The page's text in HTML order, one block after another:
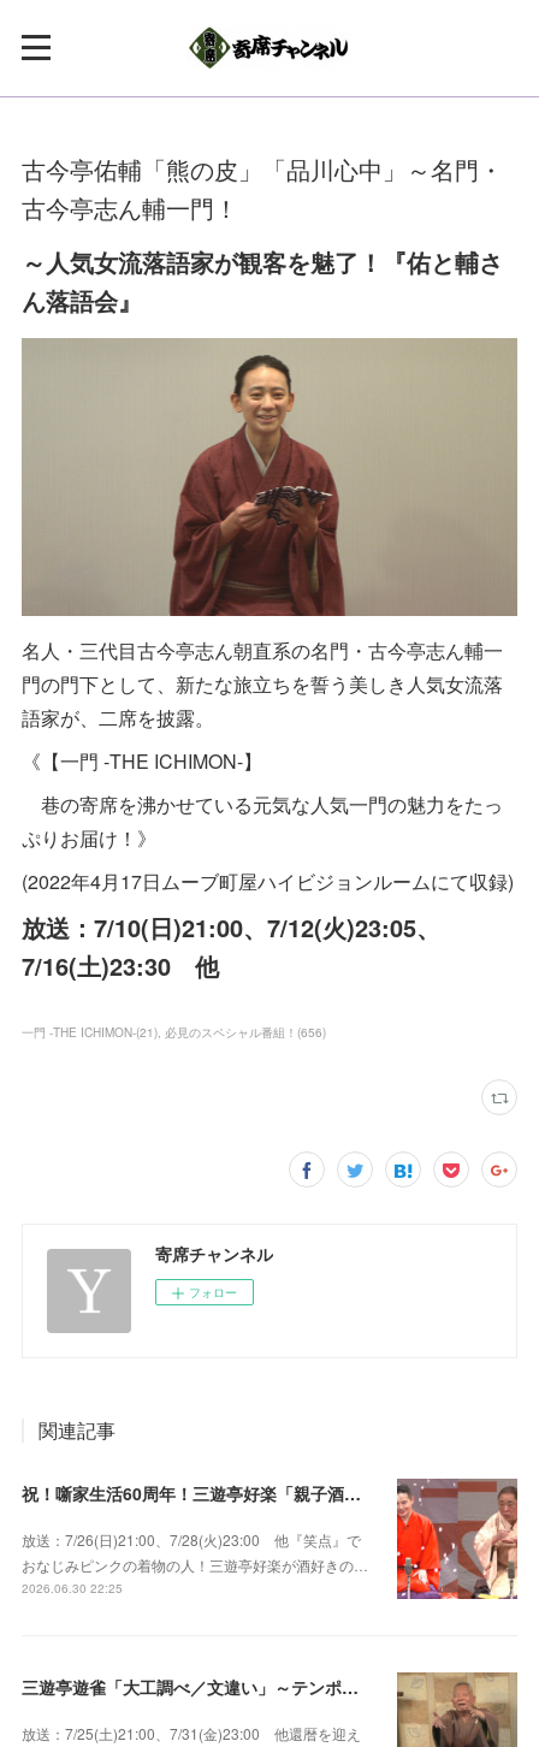
古今亭佑輔「熊の皮」「品川心中」～名門・
古今亭志ん輔一門！
～人気女流落語家が観客を魅了！『佑と輔さ
ん落語会』
名人・三代目古今亭志ん朝直系の名門・古今亭志ん輔一
門の門下として、新たな旅立ちを誓う美しき人気女流落
語家が、二席を披露。
《【一門 -THE ICHIMON-】
巷の寄席を沸かせている元気な人気一門の魅力をたっ
ぷりお届け！》
(2022年4月17日ムーブ町屋ハイビジョンルームにて収録)
放送：7/10(日)21:00、7/12(火)23:05、
7/16(土)23:30 他
一門 -THE ICHIMON-(21) 必見のスペシャル番組！ (656)
寄席チャンネル
フォロー
関連記事
祝！噺家生活60周年！三遊亭好楽「親子酒」錦笑亭満堂「桜ん坊」～満堂フェス2026
放送：7/26(日)21:00、7/28(火)23:00 他『笑点』で
おなじみピンクの着物の人！三遊亭好楽が酒好きの…
2026.06.30 22:25
三遊亭遊雀「大工調べ／文違い」～テンポよくたたみかける語り口で人気・実力とも屈指！
放送：7/25(土)21:00、7/31(金)23:00 他還暦を迎え